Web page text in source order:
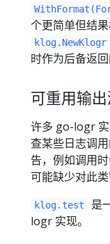
个更简单但结
klog.NewKlogr
时作为后备返回
可重用输
许多 go-logr
查某些日志调
告，例如调用
可能缺少对此
klog.test
是
logr 实现。